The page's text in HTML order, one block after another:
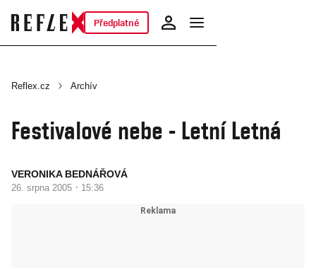
Předplatné
Reflex.cz Archív
Festivalové nebe - Letní Letná
VERONIKA BEDNÁŘOVÁ
26. srpna 2005 · 15:36